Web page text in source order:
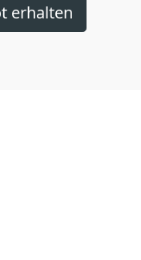
erhalten